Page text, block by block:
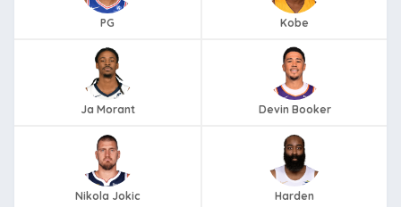
PG Kobe
Ja Morant Devin Booker
Nikola Jokic Harden